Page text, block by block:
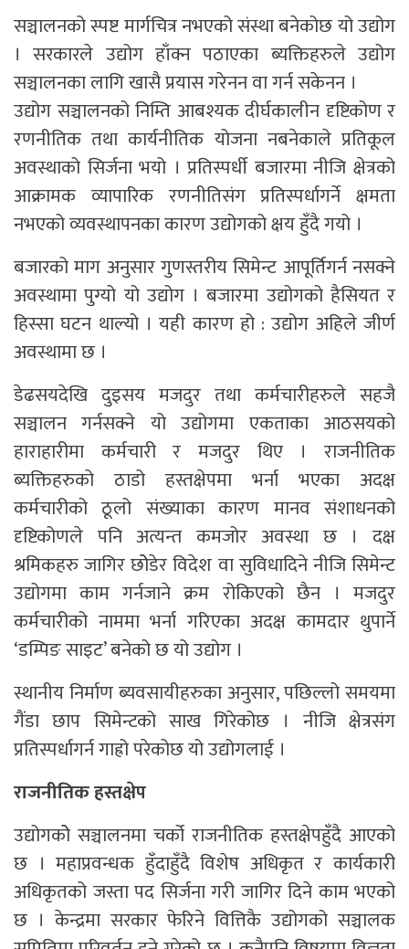
सञ्चालनको स्पष्ट मार्गचित्र नभएको संस्था बनेकोछ यो उद्योग
। सरकारले उद्योग हाँक्न पठाएका ब्यक्तिहरुले उद्योग
सञ्चालनका लागि खासै प्रयास गरेनन वा गर्न सकेनन ।
उद्योग सञ्चालनको निम्ति आबश्यक दीर्घकालीन दृष्टिकोण र
रणनीतिक तथा कार्यनीतिक योजना नबनेकाले प्रतिकूल
अवस्थाको सिर्जना भयो । प्रतिस्पर्धी बजारमा नीजि क्षेत्रको
आक्रामक व्यापारिक रणनीतिसंग प्रतिस्पर्धागर्ने क्षमता
नभएको व्यवस्थापनका कारण उद्योगको क्षय हुँदै गयो ।
बजारको माग अनुसार गुणस्तरीय सिमेन्ट आपूर्तिगर्न नसक्ने
अवस्थामा पुग्यो यो उद्योग । बजारमा उद्योगको हैसियत र
हिस्सा घटन थाल्यो । यही कारण हो : उद्योग अहिले जीर्ण
अवस्थामा छ ।
डेढसयदेखि दुइसय मजदुर तथा कर्मचारीहरुले सहजै
सञ्चालन गर्नसक्ने यो उद्योगमा एकताका आठसयको
हाराहारीमा कर्मचारी र मजदुर थिए । राजनीतिक
ब्यक्तिहरुको ठाडो हस्तक्षेपमा भर्ना भएका अदक्ष
कर्मचारीको ठूलो संख्याका कारण मानव संशाधनको
दृष्टिकोणले पनि अत्यन्त कमजोर अवस्था छ । दक्ष
श्रमिकहरु जागिर छोेडेर विदेश वा सुविधादिने नीजि सिमेन्ट
उद्योगमा काम गर्नजाने क्रम रोकिएको छैन । मजदुर
कर्मचारीको नाममा भर्ना गरिएका अदक्ष कामदार थुपार्ने
‘डम्पिङ साइट’ बनेको छ यो उद्योग ।
स्थानीय निर्माण ब्यवसायीहरुका अनुसार, पछिल्लो समयमा
गैंडा छाप सिमेन्टको साख गिरेकोछ । नीजि क्षेत्रसंग
प्रतिस्पर्धागर्न गाह्रो परेकोछ यो उद्योगलाई ।
राजनीतिक हस्तक्षेप
उद्योगकोे सञ्चालनमा चर्को राजनीतिक हस्तक्षेपहुँदै आएको
छ । महाप्रवन्धक हुँदाहुँदै विशेष अधिकृत र कार्यकारी
अधिकृतको जस्ता पद सिर्जना गरी जागिर दिने काम भएको
छ । केन्द्रमा सरकार फेरिने वित्तिकै उद्योगको सञ्चालक